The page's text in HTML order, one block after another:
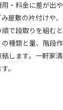
・料金に差が出
屋敷の片付けや
で段取りを組む
の種類と量、階段
します。一軒家
。